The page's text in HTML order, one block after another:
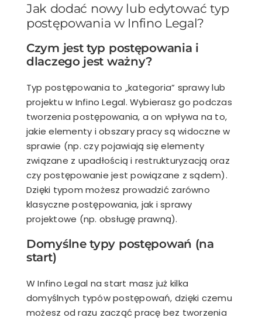
Jak dodać nowy lub edytować typ
postępowania w Infino Legal?
Czym jest typ postępowania i
dlaczego jest ważny?
Typ postępowania to „kategoria” sprawy lub
projektu w Infino Legal. Wybierasz go podczas
tworzenia postępowania, a on wpływa na to,
jakie elementy i obszary pracy są widoczne w
sprawie (np. czy pojawiają się elementy
związane z upadłością i restrukturyzacją oraz
czy postępowanie jest powiązane z sądem).
Dzięki typom możesz prowadzić zarówno
klasyczne postępowania, jak i sprawy
projektowe (np. obsługę prawną).
Domyślne typy postępowań (na
start)
W Infino Legal na start masz już kilka
domyślnych typów postępowań, dzięki czemu
możesz od razu zacząć pracę bez tworzenia